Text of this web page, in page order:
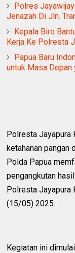
Polres
Jenazah Di Jln.
Kepala Biro
Kerja Ke Polresta
Papua Baru
untuk Masa Depan
Polresta Jayapura
ketahanan pangan
Polda Papua
pengangkutan
Polresta Jayapura
(15/05) 2025.
Kegiatan ini